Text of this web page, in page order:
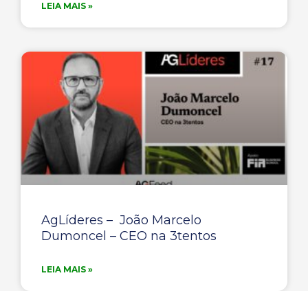
LEIA MAIS »
AgLíderes – João Marcelo
Dumoncel – CEO na 3tentos
LEIA MAIS »